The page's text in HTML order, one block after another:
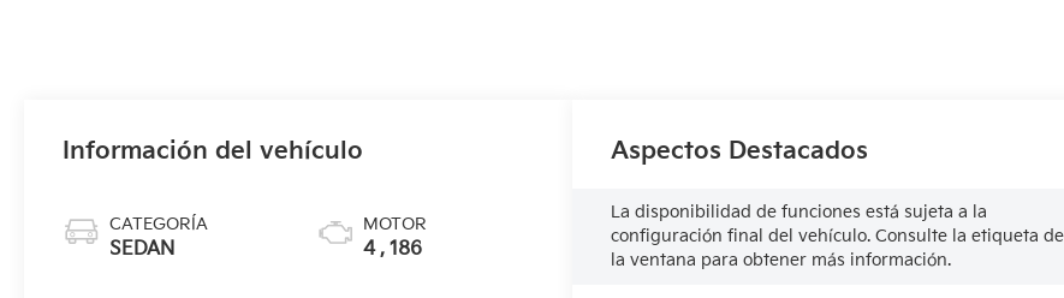
Información del vehículo
CATEGORÍA
SEDAN
MOTOR
4 , 186
Aspectos Destacados
La disponibilidad de funciones está sujeta a la
configuración final del vehículo. Consulte la etiqueta de
la ventana para obtener más información.